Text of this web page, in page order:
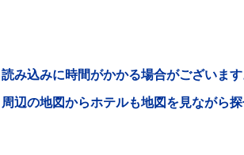
読み込みに時間がかかる場合がございま
周辺の地図からホテルも地図を見ながら